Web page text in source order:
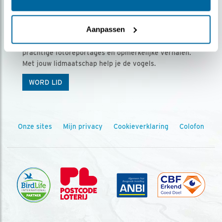
Aanpassen
Ontvang 5 x Vogels voor € 36,00 per jaar
Vogels is het tijdschrift voor onze leden, met
prachtige fotoreportages en opmerkelijke verhalen.
Met jouw lidmaatschap help je de vogels.
WORD LID
Onze sites Mijn privacy Cookieverklaring Colofon